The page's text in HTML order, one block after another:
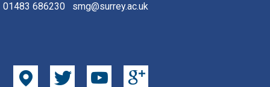
01483 686230 smg@surrey.ac.uk